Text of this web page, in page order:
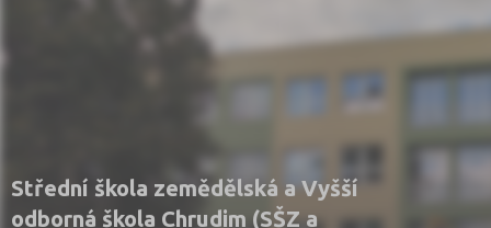
Střední škola zemědělská a Vyšší
odborná škola Chrudim (SŠZ a